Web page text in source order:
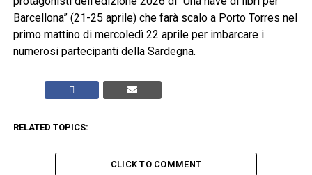
Barcellona” (21-25 aprile) che farà scalo a Porto Torres nel
primo mattino di mercoledì 22 aprile per imbarcare i
numerosi partecipanti della Sardegna.
RELATED TOPICS:
CLICK TO COMMENT